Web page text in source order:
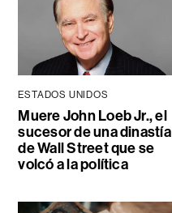
ESTADOS UNIDOS
Muere John Loeb Jr., el
sucesor de una dinastía
de Wall Street que se
volcó a la política